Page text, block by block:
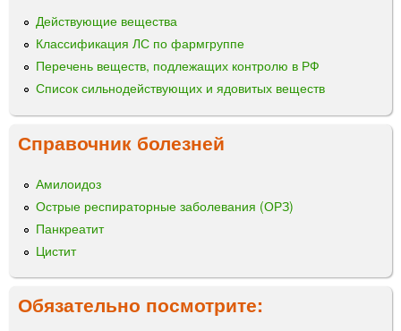
Действующие вещества
Классификация ЛС по фармгруппе
Перечень веществ, подлежащих контролю в РФ
Список сильнодействующих и ядовитых веществ
Справочник болезней
Амилоидоз
Острые респираторные заболевания (ОРЗ)
Панкреатит
Цистит
Обязательно посмотрите: